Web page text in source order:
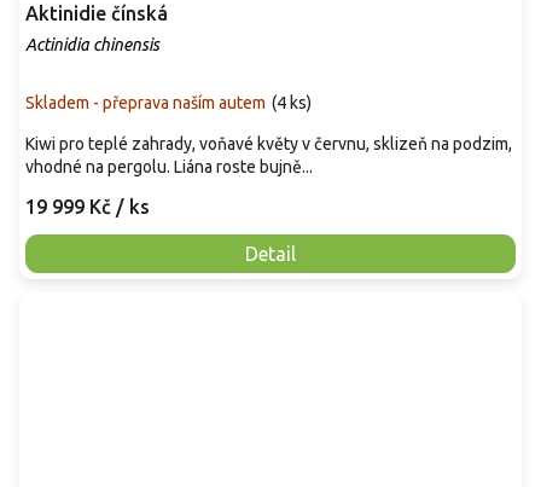
Aktinidie čínská
Actinidia chinensis
Skladem - přeprava naším autem (4 ks)
19 999 Kč / ks
Detail
Kiwi pro teplé zahrady, voňavé květy v červnu, sklizeň na podzim,
vhodné na pergolu. Liána roste bujně...